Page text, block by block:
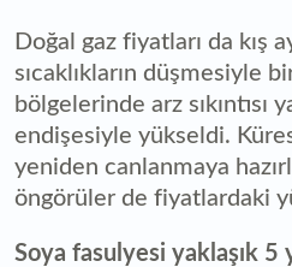
Doğal gaz fiyatları da kış
sıcaklıkların düşmesiyle
bölgelerinde arz sıkıntısı
endişesiyle yükseldi.
yeniden canlanmaya
öngörüler de fiyatlardaki
Soya fasulyesi yaklaşık 5